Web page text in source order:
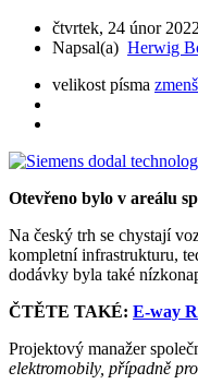
čtvrtek, 24 únor
Napsal(a) Herwig
velikost písma
Otevřeno bylo v areálu
Na český trh se chystají
kompletní infrastrukturu,
dodávky byla také
ČTĚTE TAKÉ: E-way
Projektový manažer
elektromobily, případně